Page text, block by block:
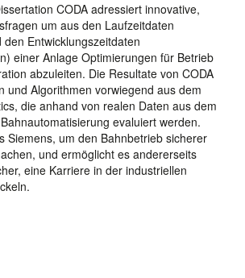
CODA adressiert innovative,
um aus den Laufzeitdaten
Entwicklungszeitdaten
einer Anlage Optimierungen für Betrieb
abzuleiten. Die Resultate von CODA
und Algorithmen vorwiegend aus dem
die anhand von realen Daten aus dem
evaluiert werden.
Siemens, um den Bahnbetrieb sicherer
und ermöglicht es andererseits
eine Karriere in der industriellen